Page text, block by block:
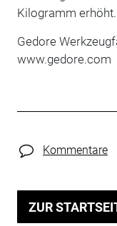
Kilogramm erhöht.
Gedore
www.gedore.com
Kommentare
ZUR